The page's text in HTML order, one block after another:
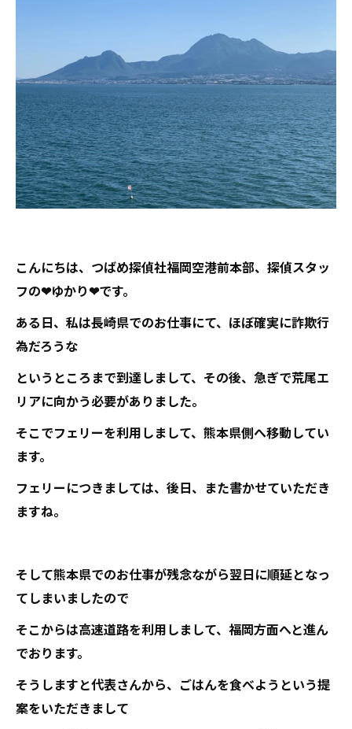
こんにちは、つばめ探偵社福岡空港前本部、探偵スタッ
フの❤ゆかり❤です。
ある日、私は長崎県でのお仕事にて、ほぼ確実に詐欺行
為だろうな
というところまで到達しまして、その後、急ぎで荒尾エ
リアに向かう必要がありました。
そこでフェリーを利用しまして、熊本県側へ移動してい
ます。
フェリーにつきましては、後日、また書かせていただき
ますね。
そして熊本県でのお仕事が残念ながら翌日に順延となっ
てしまいましたので
そこからは高速道路を利用しまして、福岡方面へと進ん
でおります。
そうしますと代表さんから、ごはんを食べようという提
案をいただきまして